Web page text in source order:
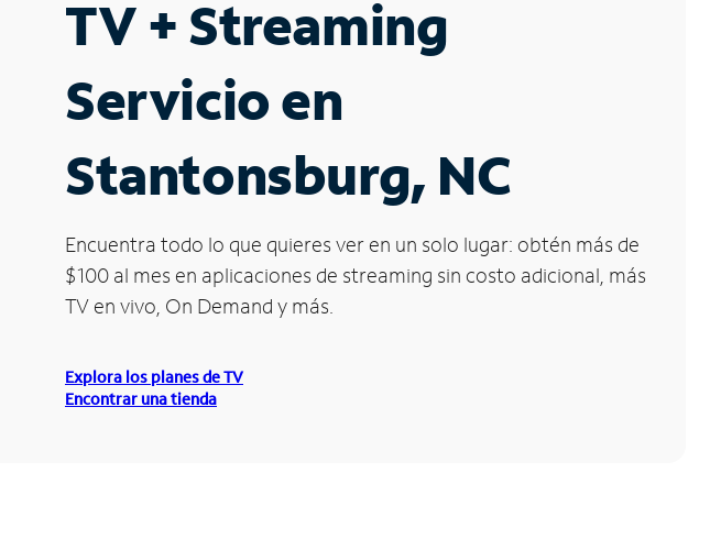
TV + Streaming
Servicio en
Stantonsburg, NC
Encuentra todo lo que quieres ver en un solo lugar: obtén más de
$100 al mes en aplicaciones de streaming sin costo adicional, más
TV en vivo, On Demand y más.
Explora los planes de TV
Encontrar una tienda